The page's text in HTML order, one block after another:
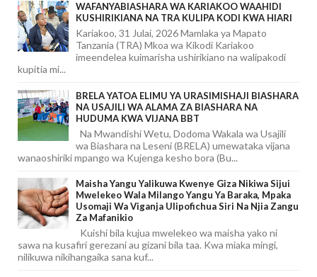
WAFANYABIASHARA WA KARIAKOO WAAHIDI
KUSHIRIKIANA NA TRA KULIPA KODI KWA HIARI
Kariakoo, 31 Julai, 2026 Mamlaka ya Mapato
Tanzania (TRA) Mkoa wa Kikodi Kariakoo
imeendelea kuimarisha ushirikiano na walipakodi
kupitia mi...
BRELA YATOA ELIMU YA URASIMISHAJI BIASHARA
NA USAJILI WA ALAMA ZA BIASHARA NA
HUDUMA KWA VIJANA BBT
Na Mwandishi Wetu, Dodoma Wakala wa Usajili
wa Biashara na Leseni (BRELA) umewataka vijana
wanaoshiriki mpango wa Kujenga kesho bora (Bu...
Maisha Yangu Yalikuwa Kwenye Giza Nikiwa Sijui
Mwelekeo Wala Milango Yangu Ya Baraka, Mpaka
Usomaji Wa Viganja Ulipofichua Siri Na Njia Zangu
Za Mafanikio
Kuishi bila kujua mwelekeo wa maisha yako ni
sawa na kusafiri gerezani au gizani bila taa. Kwa miaka mingi,
nilikuwa nikihangaika sana kuf...